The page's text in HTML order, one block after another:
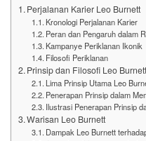
Perjalanan Karier Leo Burnett
Kronologi Perjalanan Karier
Peran dan Pengaruh dalam
Kampanye Periklanan Ikonik
Filosofi Periklanan
Prinsip dan Filosofi Leo Burnett
Lima Prinsip Utama Leo
Penerapan Prinsip dalam
Ilustrasi Penerapan Prinsip
Warisan Leo Burnett
Dampak Leo Burnett